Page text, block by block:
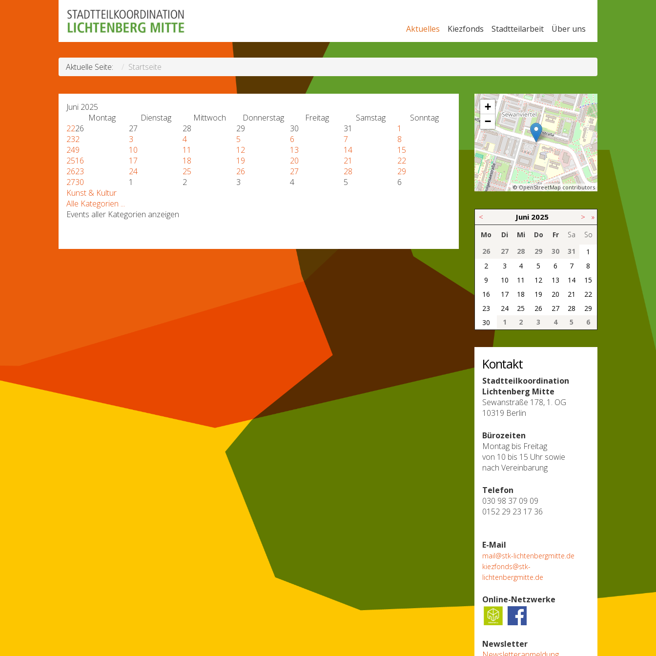
Aktuelles Kiezfonds Stadtteilarbeit Über uns
Aktuelle Seite: Startseite
Juni 2025
Montag
Dienstag Mittwoch Donnerstag Freitag Samstag
Sonntag
2226 27 28 29 30 31
1
232 3 4 5 6 7
8
249 10 11 12 13 14
15
2516 17 18 19 20 21
22
2623 24 25 26 27 28
29
2730 1 2 3 4 5
6
Kunst & Kultur
Alle Kategorien ...
Events aller Kategorien anzeigen
+
−
© OpenStreetMap contributors
< Juni 2025 > »
Mo Di Mi Do Fr Sa
So
26
27 28 29 30 31
1
2
3 4 5 6 7
8
9
10 11 12 13 14
15
16
17 18 19 20 21
22
23
24 25 26 27 28
29
30
1 2 3 4 5 6
Kontakt
Stadtteilkoordination
Lichtenberg Mitte
Sewanstraße 178, 1. OG
10319 Berlin
Bürozeiten
Montag bis Freitag
von 10 bis 15 Uhr sowie
nach Vereinbarung
Telefon
030 98 37 09 09
0152 29 23 17 36
E-Mail
mail@stk-lichtenbergmitte.de
kiezfonds@stk-
lichtenbergmitte.de
Online-Netzwerke
Newsletter